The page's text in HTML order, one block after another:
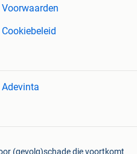
Voorwaarden
Cookiebeleid
Adevinta
(gevolg)schade die voortkomt